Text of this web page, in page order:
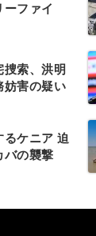
ファイ
索、洪明
妨害の疑い
ケニア 迫
バの襲撃